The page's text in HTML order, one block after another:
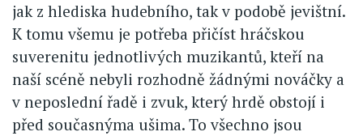
jak z hlediska hudebního, tak v podobě jevištní.
K tomu všemu je potřeba přičíst hráčskou
suverenitu jednotlivých muzikantů, kteří na
naší scéně nebyli rozhodně žádnými nováčky a
v neposlední řadě i zvuk, který hrdě obstojí i
před současnýma ušima. To všechno jsou